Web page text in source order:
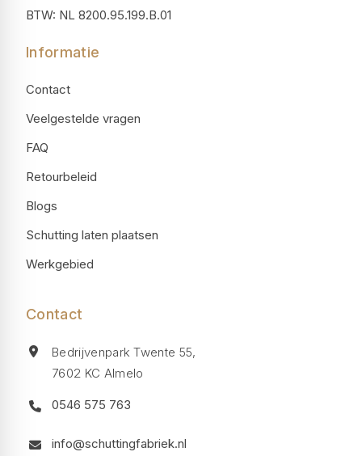
BTW: NL 8200.95.199.B.01
Informatie
Contact
Veelgestelde vragen
FAQ
Retourbeleid
Blogs
Schutting laten plaatsen
Werkgebied
Contact
Bedrijvenpark Twente 55,
7602 KC Almelo
0546 575 763
info@schuttingfabriek.nl